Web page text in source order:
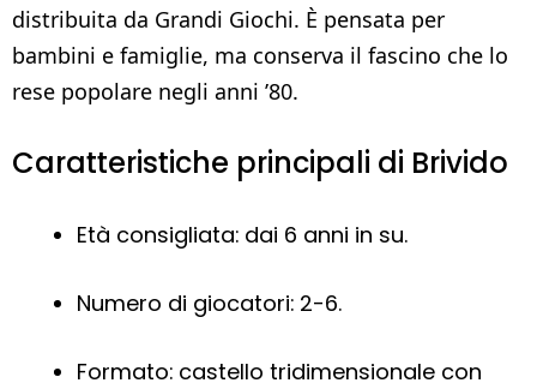
distribuita da Grandi Giochi. È pensata per
bambini e famiglie, ma conserva il fascino che lo
rese popolare negli anni ’80.
Caratteristiche principali di Brivido
Età consigliata: dai 6 anni in su.
Numero di giocatori: 2-6.
Formato: castello tridimensionale con